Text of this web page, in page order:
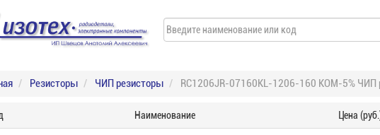
Резисторы ЧИП резисторы RC1206JR-07160KL-1206-160 КОМ-5% ЧИП
Наименование Цена